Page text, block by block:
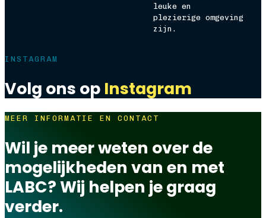
leuke en
plezierige omgeving
zijn.
INSTAGRAM
Volg ons op Instagram
MEER INFORMATIE EN CONTACT
Wil je meer weten over de
mogelijkheden van en met
LABC? Wij helpen je graag
verder.